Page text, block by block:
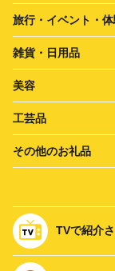
旅行・イベント・
雑貨・日用品
美容
工芸品
その他のお礼品
TVで紹介